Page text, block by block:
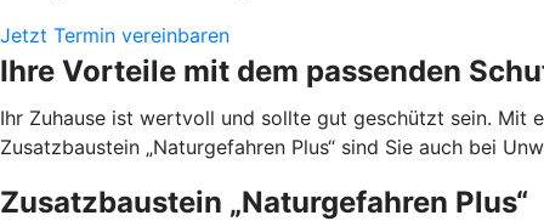
Jetzt Termin vereinbaren
Ihre Vorteile mit dem passenden
Ihr Zuhause ist wertvoll und sollte gut geschützt sein. Mit
Zusatzbaustein „Naturgefahren Plus“ sind Sie auch bei
Zusatzbaustein „Naturgefahren Plus“